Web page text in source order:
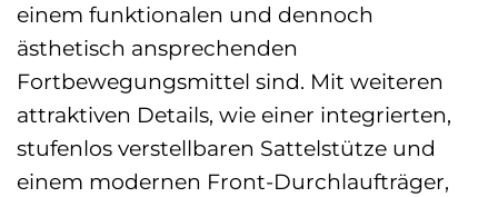
einem funktionalen und dennoch
ästhetisch ansprechenden
Fortbewegungsmittel sind. Mit weiteren
attraktiven Details, wie einer integrierten,
stufenlos verstellbaren Sattelstütze und
einem modernen Front-Durchlaufträger,